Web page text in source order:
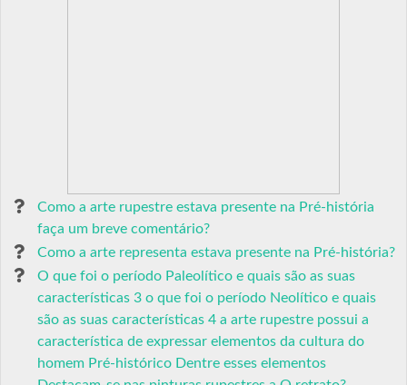
Como a arte rupestre estava presente na Pré-história
faça um breve comentário?
Como a arte representa estava presente na Pré-história?
O que foi o período Paleolítico e quais são as suas
características 3 o que foi o período Neolítico e quais
são as suas características 4 a arte rupestre possui a
característica de expressar elementos da cultura do
homem Pré-histórico Dentre esses elementos